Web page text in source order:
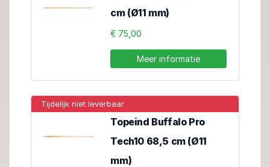
cm (Ø11 mm)
€ 75,00
Meer informatie
Tijdelijk niet leverbaar
Topeind Buffalo Pro
Tech10 68,5 cm (Ø11
mm)